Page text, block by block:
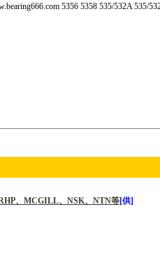
5356 5358 535/532A 535/
、MCGILL、NSK、NTN等[供]